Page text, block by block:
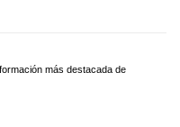
más destacada de